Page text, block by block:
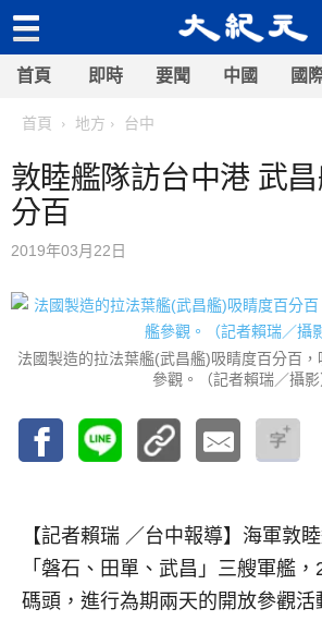
首頁 即時 要聞 中國 國
首頁 地方 台中
敦睦艦隊訪台中港 武
分百
2019年03月22日
法國製造的拉法葉艦(武昌艦)吸睛度百分百
參觀。（記者賴瑞／攝影
【記者賴瑞 ／台中報導】 海軍敦
「磐石、田單、武昌」三艘軍艦
碼頭，進行為期兩天的開放參觀活